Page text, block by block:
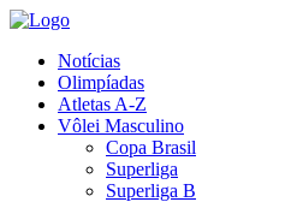
Notícias
Olimpíadas
Atletas A-Z
Vôlei Masculino
Copa Brasil
Superliga
Superliga B